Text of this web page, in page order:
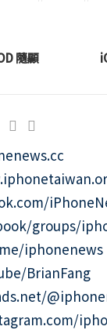
隨顯
groups/
iphonenews
BrianFang